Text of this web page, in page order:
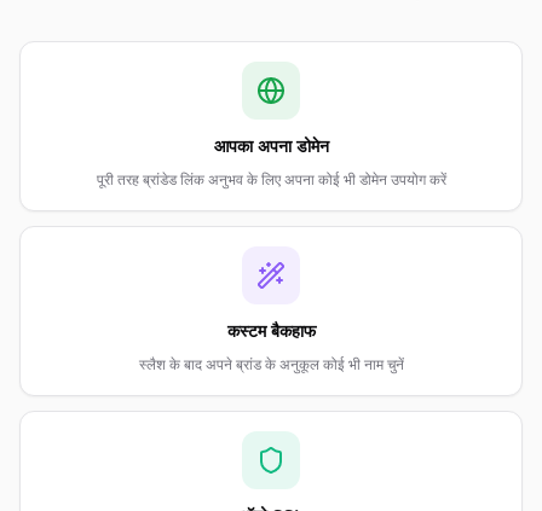
आपका अपना डोमेन
पूरी तरह ब्रांडेड लिंक अनुभव के लिए अपना कोई भी डोमेन उपयोग करें
कस्टम बैकहाफ
स्लैश के बाद अपने ब्रांड के अनुकूल कोई भी नाम चुनें